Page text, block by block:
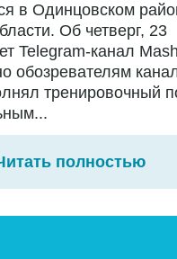
в Одинцовском
Об четверг, 23
Telegram-канал
обозревателям
тренировочный
полностью